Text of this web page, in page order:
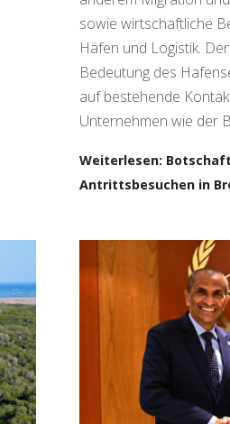
sowie wirtschaftliche
Häfen und Logistik.
Bedeutung des
auf bestehende
Unternehmen wie der
Weiterlesen:
Antrittsbesuchen in